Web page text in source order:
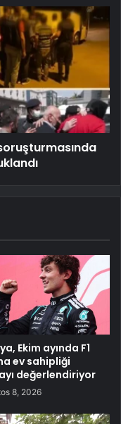
Ekim ayında F1
ev sahipliği
değerlendiriyor
8, 2026